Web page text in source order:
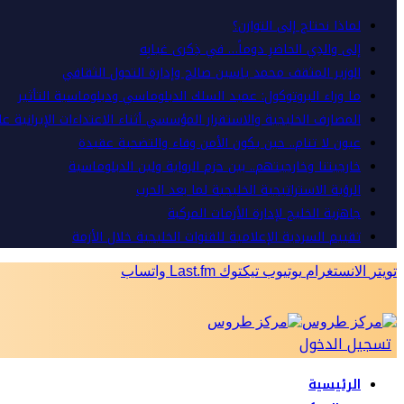
لماذا نحتاج إلى التوازن؟
إلى والدِي الحاضرِ دوماً… في ذِكرى غيابِه
الوزير المثقف محمد ياسين صالح وإدارة التحول الثقافي
ما وراء البروتوكول: عميد السلك الدبلوماسي ودبلوماسية التأثير
المصارف الخليجية والاستقرار المؤسسي أثناء الاعتداءات
عيون لا تنام.. حين يكون الأمن وفاء والتضحية عقيدة
خارجيتنا وخارجيتهم.. بين حزم الرواية ولين الدبلوماسية
الرؤية الاستراتيجية الخليجية لما بعد الحرب
جاهزية الخليج لإدارة الأزمات المركبة
تقييم السردية الإعلامية للقنوات الخليجية خلال الأزمة
تويتر الانستغرام يوتيوب تيكتوك Last.fm واتساب
تسجيل الدخول
الرئيسية